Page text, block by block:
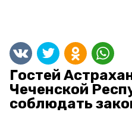
Гостей
Чеченской
соблюдать